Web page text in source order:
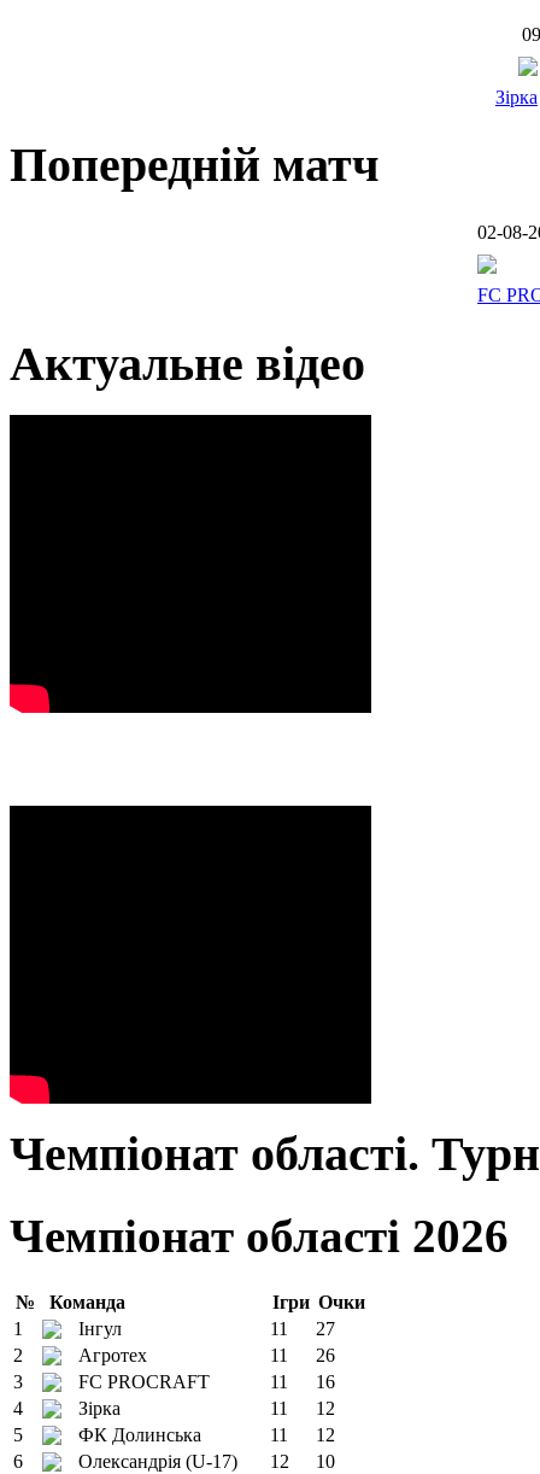
Зірка
Попередній матч
02-08-
FC
Актуальне відео
Чемпіонат області.
Чемпіонат області 2026
№ Команда Ігри Очки
1
Інгул 11
27
2
Агротех 11
26
3
FC PROCRAFT 11
16
4
Зірка 11
12
5
ФК Долинська 11
12
6
Олександрія (U-17) 12
10